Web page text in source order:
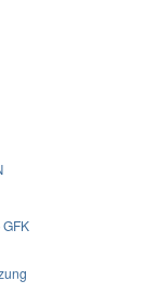
GFK